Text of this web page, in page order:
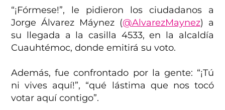
“¡Fórmese!”, le pidieron los ciudadanos a
Jorge Álvarez Máynez (@AlvarezMaynez) a
su llegada a la casilla 4533, en la alcaldía
Cuauhtémoc, donde emitirá su voto.
Además, fue confrontado por la gente: “¡Tú
ni vives aquí!”, “qué lástima que nos tocó
votar aquí contigo”.